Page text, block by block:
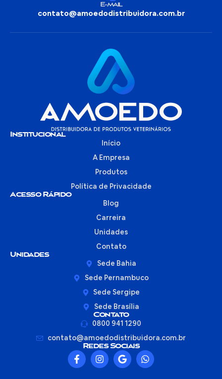
E-mail
contato@amoedodistribuidora.com.br
Institucional
Início
A Empresa
Produtos
Política de Privacidade
Acesso Rápido
Blog
Carreira
Unidades
Contato
Unidades
Sede Bahia
Sede Pernambuco
Sede Sergipe
Sede Brasília
Contato
0800 941 1290
contato@amoedodistribuidora.com.br
Redes Sociais